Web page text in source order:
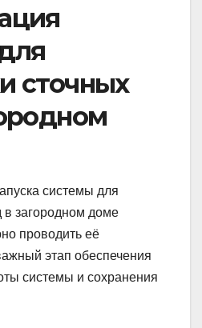
сточных
системы для
в загородном доме
проводить её
этап обеспечения
системы и сохранения